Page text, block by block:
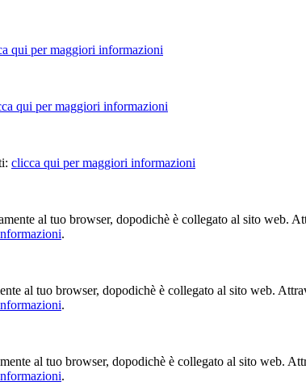
qui per maggiori informazioni
qui per maggiori informazioni
clicca qui per maggiori informazioni
al tuo browser, dopodichè è collegato al sito web.
.
al tuo browser, dopodichè è collegato al sito web.
.
al tuo browser, dopodichè è collegato al sito web.
.